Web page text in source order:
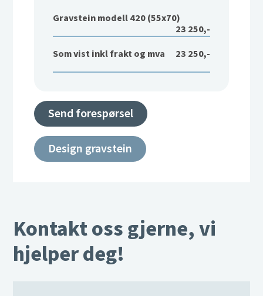
Gravstein modell 420 (55x70)
23 250,-
Som vist inkl frakt og mva
23 250,-
Send forespørsel
Design gravstein
Kontakt oss gjerne, vi
hjelper deg!